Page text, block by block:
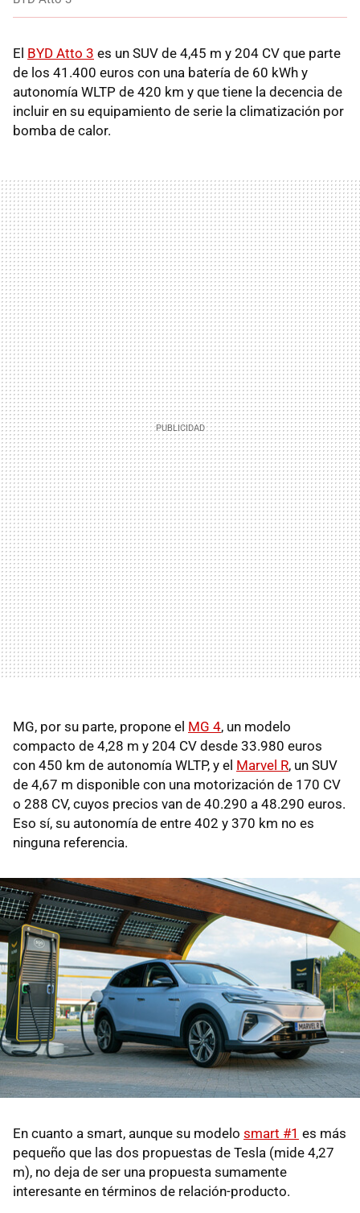
El BYD Atto 3 es un SUV de 4,45 m y 204 CV que parte
de los 41.400 euros con una batería de 60 kWh y
autonomía WLTP de 420 km y que tiene la decencia de
incluir en su equipamiento de serie la climatización por
bomba de calor.
MG, por su parte, propone el MG 4, un modelo
compacto de 4,28 m y 204 CV desde 33.980 euros
con 450 km de autonomía WLTP, y el Marvel R, un SUV
de 4,67 m disponible con una motorización de 170 CV
o 288 CV, cuyos precios van de 40.290 a 48.290 euros.
Eso sí, su autonomía de entre 402 y 370 km no es
ninguna referencia.
En cuanto a smart, aunque su modelo smart #1 es más
pequeño que las dos propuestas de Tesla (mide 4,27
m), no deja de ser una propuesta sumamente
interesante en términos de relación-producto.